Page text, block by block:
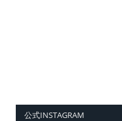
公式INSTAGRAM